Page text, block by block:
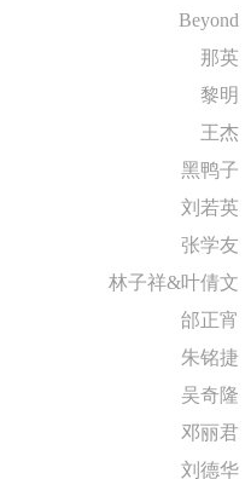
Beyond
那英
黎明
王杰
黑鸭子
刘若英
张学友
林子祥&叶倩文
邰正宵
朱铭捷
吴奇隆
邓丽君
刘德华